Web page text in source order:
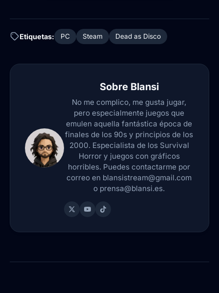
Etiquetas: PC Steam Dead as Disco
Sobre Blansi
No me complico, me gusta jugar,
pero especialmente juegos que
emulen aquella fantástica época de
finales de los 90s y principios de los
2000. Especialista de los Survival
Horror y juegos con gráficos
horribles. Puedes contactarme por
correo en blansistream@gmail.com
o prensa@blansi.es.